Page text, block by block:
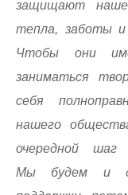
защищают
тепла, заботы и
Чтобы они
заниматься
себя
нашего
очередной
Мы будем и